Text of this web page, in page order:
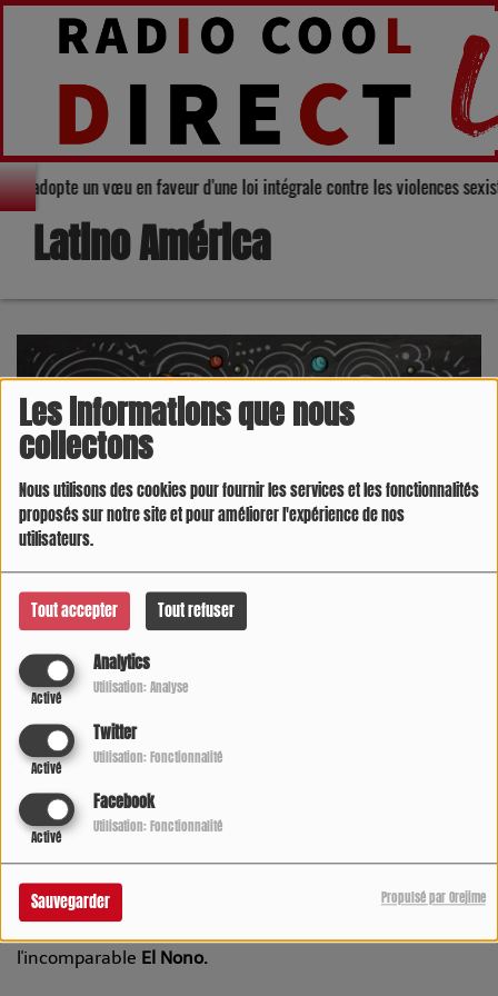
Les informations que nous
collectons
Nous utilisons des cookies pour fournir les services et les fonctionnalités
proposés sur notre site et pour améliorer l'expérience de nos
utilisateurs.
Tout accepter Tout refuser
Analytics
Activé
Utilisation: Analyse
Twitter
Activé
Utilisation: Fonctionnalité
Facebook
Activé
Utilisation: Fonctionnalité
Sauvegarder Propulsé par Orejime
adopte un vœu en faveur d'une loi intégrale contre les violences
Latino América
MARDI ET DIMANCHE, DE 22:00 À 23:00
3589 VUES
l'incomparable El Nono.